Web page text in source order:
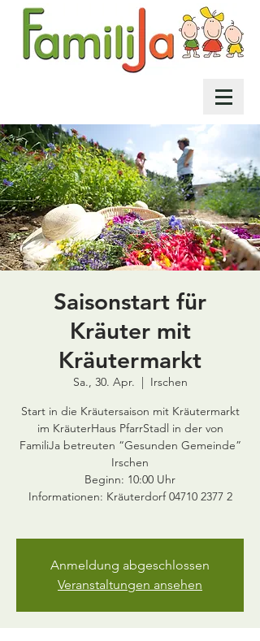
Saisonstart für
Kräuter mit
Kräutermarkt
Sa., 30. Apr.
  |
Irschen
Start in die Kräutersaison mit Kräutermarkt
im KräuterHaus PfarrStadl in der von
FamiliJa betreuten “Gesunden Gemeinde”
Irschen
Beginn: 10:00 Uhr
Informationen: Kräuterdorf 04710 2377 2
Anmeldung abgeschlossen
Veranstaltungen ansehen